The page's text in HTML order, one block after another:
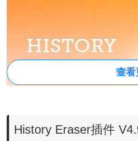
查看
History Eraser插件